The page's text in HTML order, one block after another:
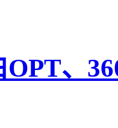
、